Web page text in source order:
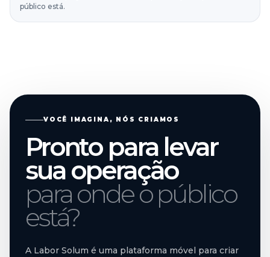
público está.
VOCÊ IMAGINA, NÓS CRIAMOS
Pronto para levar
sua operação
para onde o público
está?
A Labor Solum é uma plataforma móvel para criar